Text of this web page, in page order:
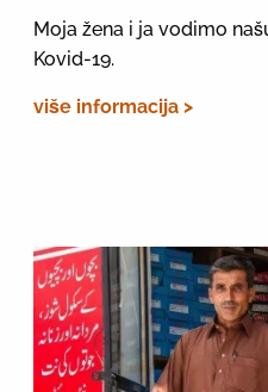
Moja žena i ja vodimo
Kovid-19.
više informacija >